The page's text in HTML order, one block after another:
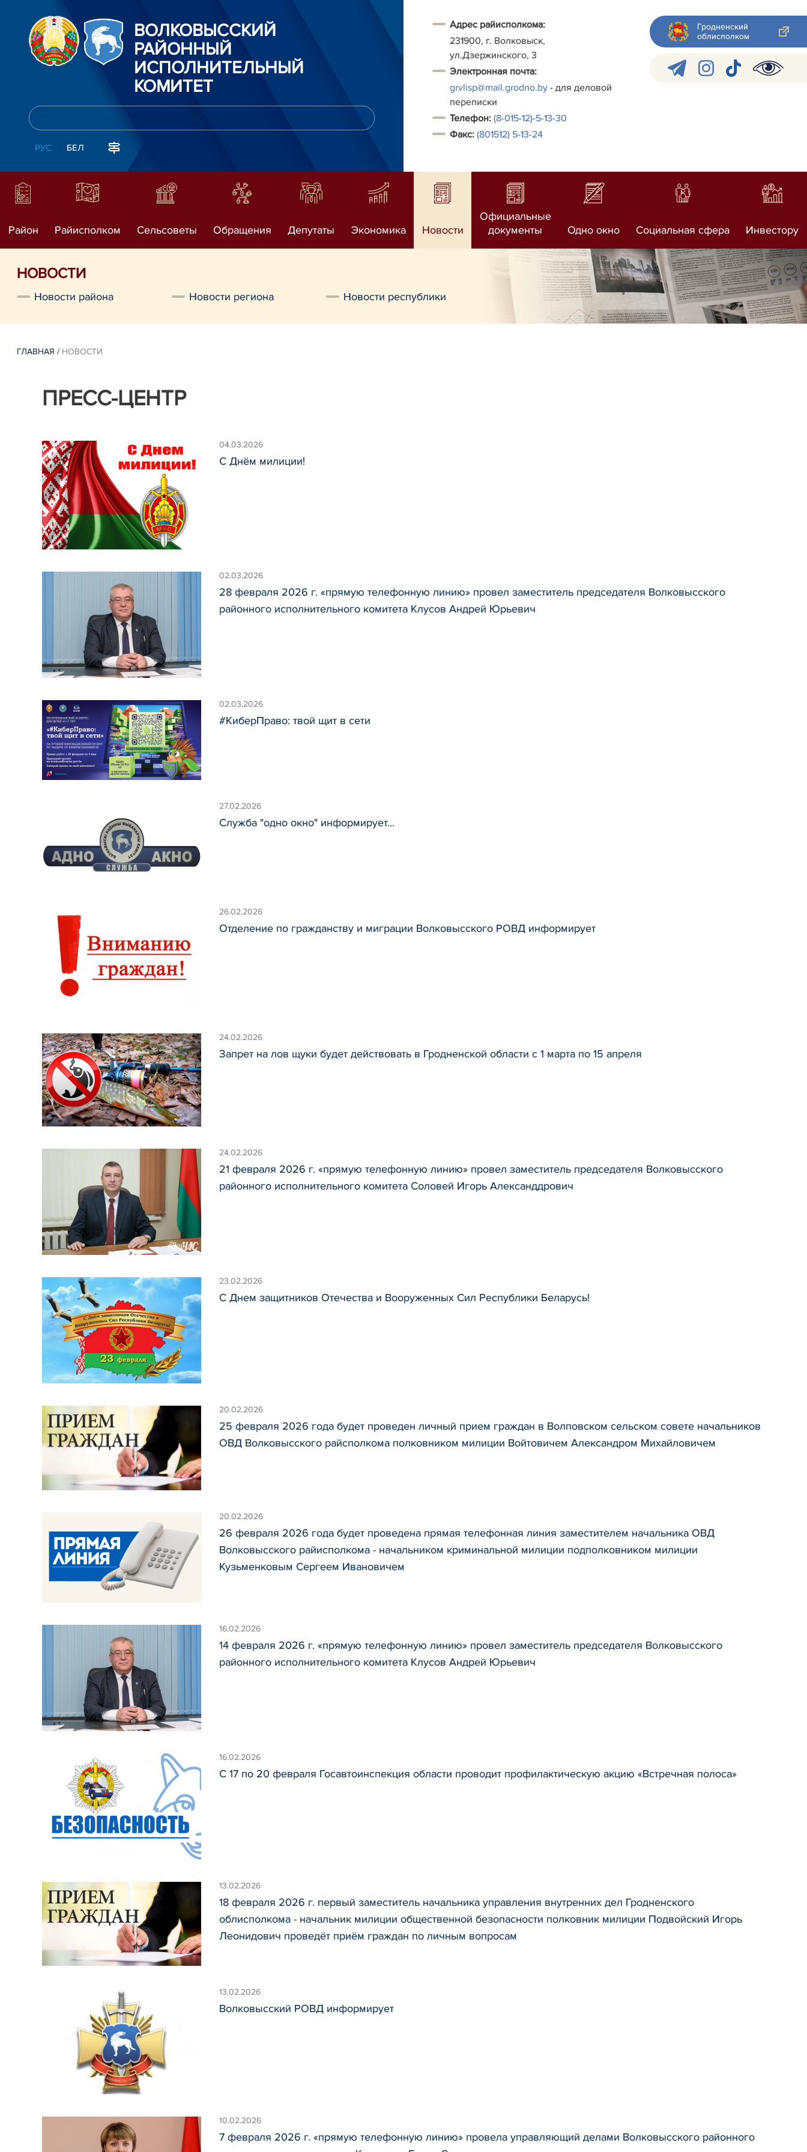
ВОЛКОВЫССКИЙ
РАЙОННЫЙ
ИСПОЛНИТЕЛЬНЫЙ
КОМИТЕТ
РУС БЕЛ
Адрес райисполкома:
231900, г. Волковыск,
ул.Дзержинского, 3
Электронная почта:
grvlisp@mail.grodno.by - для деловой
переписки
Телефон: (8-015-12)-5-13-30
Факс: (801512) 5-13-24
Гродненский
облисполком
Район Райисполком Сельсоветы Обращения Депутаты Экономика Новости
Официальные
документы
Одно окно Социальная сфера Инвестору
НОВОСТИ
Новости района Новости региона Новости республики
ГЛАВНАЯ / НОВОСТИ
ПРЕСС-ЦЕНТР
04.03.2026
С Днём милиции!
02.03.2026
28 февраля 2026 г. «прямую телефонную линию» провел заместитель председателя Волковысского
районного исполнительного комитета Клусов Андрей Юрьевич
02.03.2026
#КиберПраво: твой щит в сети
27.02.2026
Служба "одно окно" информирует...
26.02.2026
Отделение по гражданству и миграции Волковысского РОВД информирует
24.02.2026
Запрет на лов щуки будет действовать в Гродненской области с 1 марта по 15 апреля
24.02.2026
21 февраля 2026 г. «прямую телефонную линию» провел заместитель председателя Волковысского
районного исполнительного комитета Соловей Игорь Александдрович
23.02.2026
С Днем защитников Отечества и Вооруженных Сил Республики Беларусь!
20.02.2026
25 февраля 2026 года будет проведен личный прием граждан в Волповском сельском совете начальников
ОВД Волковысского райсполкома полковником милиции Войтовичем Александром Михайловичем
20.02.2026
26 февраля 2026 года будет проведена прямая телефонная линия заместителем начальника ОВД
Волковысского райисполкома - начальником криминальной милиции подполковником милиции
Кузьменковым Сергеем Ивановичем
16.02.2026
14 февраля 2026 г. «прямую телефонную линию» провел заместитель председателя Волковысского
районного исполнительного комитета Клусов Андрей Юрьевич
16.02.2026
С 17 по 20 февраля Госавтоинспекция области проводит профилактическую акцию «Встречная полоса»
13.02.2026
18 февраля 2026 г. первый заместитель начальника управления внутренних дел Гродненского
облисполкома - начальник милиции общественной безопасности полковник милиции Подвойский Игорь
Леонидович проведёт приём граждан по личным вопросам
13.02.2026
Волковысский РОВД информирует
10.02.2026
7 февраля 2026 г. «прямую телефонную линию» провела управляющий делами Волковысского районного